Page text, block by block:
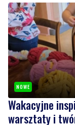
Tu można
cieszy się